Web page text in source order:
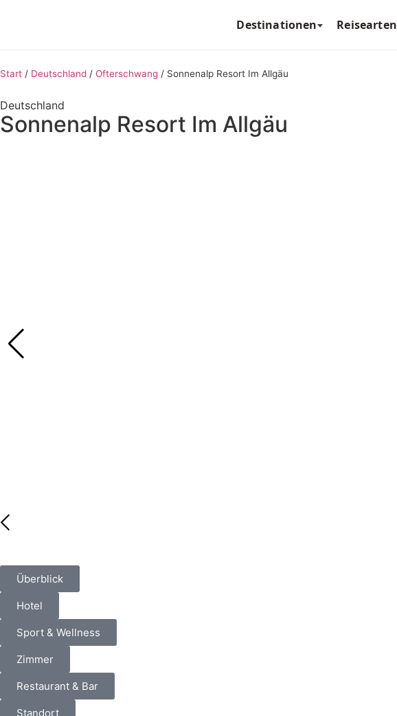
Destinationen Reisearten
Start / Deutschland / Ofterschwang / Sonnenalp Resort Im Allgäu
Deutschland
Sonnenalp Resort Im Allgäu
Überblick
Hotel
Sport & Wellness
Zimmer
Restaurant & Bar
Standort